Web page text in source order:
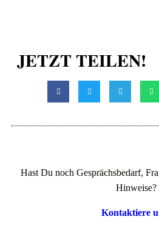
JETZT TEILEN!
Hast Du noch Gesprächsbedarf,
Hinweise?
Kontaktiere